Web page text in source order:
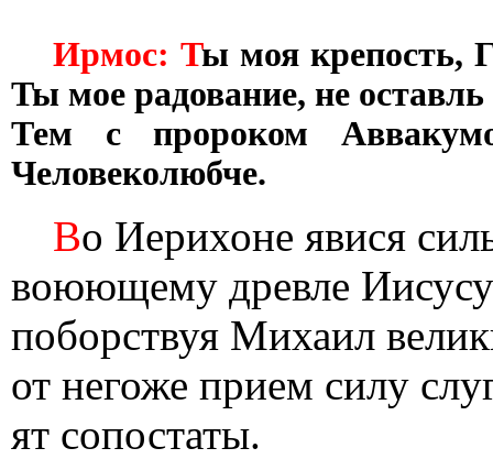
Ирмос: Ты моя крепость,
Ты мое радование, не
Тем с пророком
Человеколюбче.
Во Иерихоне явися
воюющему древле
поборствуя Михаил
от негоже прием силу
ят сопостаты.